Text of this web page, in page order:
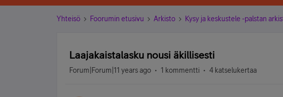
Yhteisö Foorumin etusivu Arkisto Kysy ja keskustele -palstan
Laajakaistalasku nousi äkillisesti
Forum|Forum|11 years ago 1 kommentti 4 katselukertaa